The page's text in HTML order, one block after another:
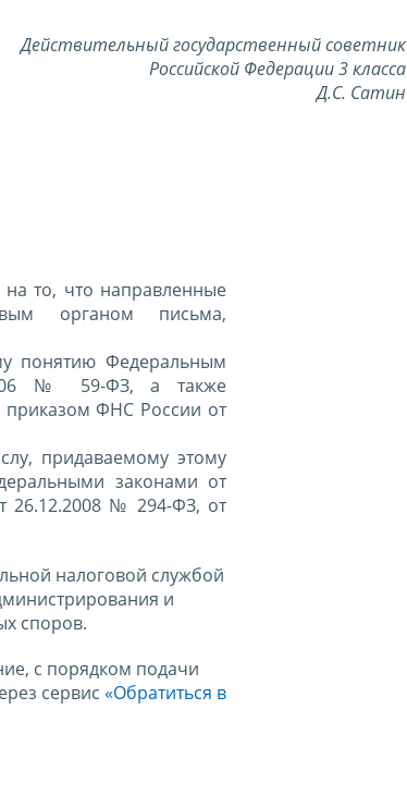
Действительный государственный советник
Российской Федерации 3 класса
Д.С. Сатин
то, что направленные
органом письма,
понятию Федеральным
№ 59-ФЗ, а также
ФНС России от
придаваемому этому
законами от
26.12.2008 № 294-ФЗ, от
налоговой службой
и
споров.
с порядком подачи
сервис «Обратиться в